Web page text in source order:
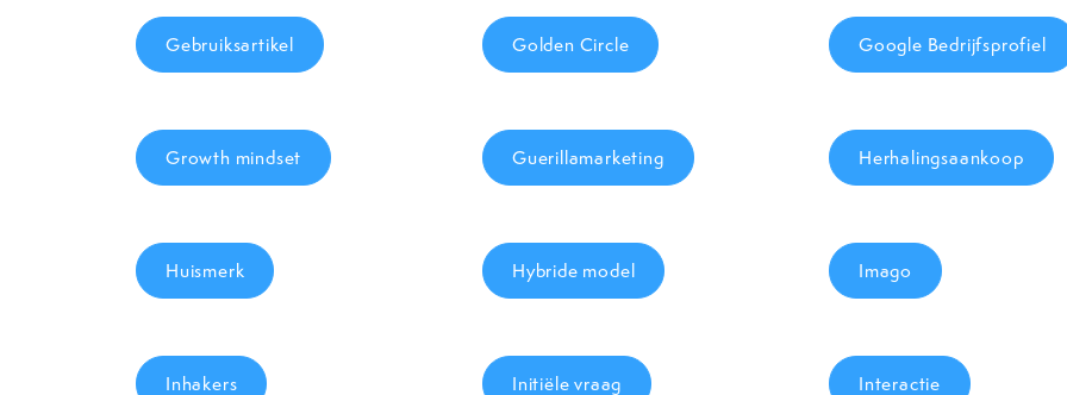
Gebruiksartikel Golden Circle Google Bedrijfsprofiel
Growth mindset Guerillamarketing Herhalingsaankoop
Huismerk Hybride model Imago
Inhakers Initiële vraag Interactie